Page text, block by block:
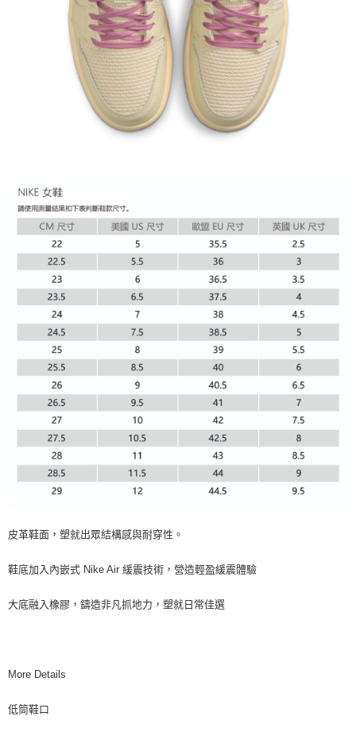
皮革鞋面，塑就出眾結構感與耐穿性。
鞋底加入內嵌式 Nike Air 緩震技術，營造輕盈緩震體驗
大底融入橡膠，鑄造非凡抓地力，塑就日常佳選
More Details
低筒鞋口